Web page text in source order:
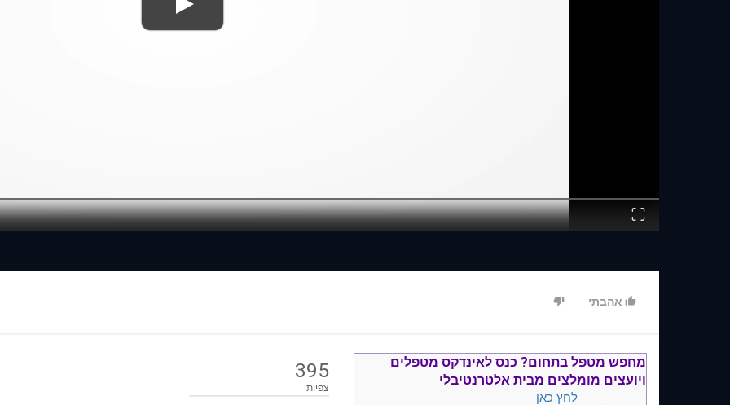
אהבתי
395
צפיות
מחפש מטפל בתחום? כנס לאינדקס מטפלים
ויועצים מומלצים מבית אלטרנטיבלי
לחץ כאן